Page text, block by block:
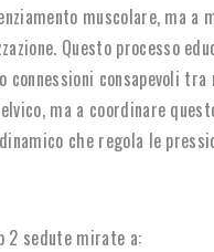
muscolare, ma a
Questo processo
consapevoli tra
ma a coordinare
che regola le
2 sedute mirate a: